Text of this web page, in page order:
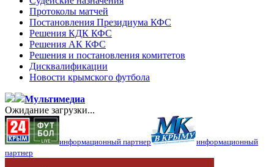
Протоколы матчей
Постановления Президиума КФС
Решения КДК КФС
Решения АК КФС
Решения и постановления комитетов
Дисквалификации
Новости крымского футбола
Мультимедиа
Ожидание загрузки...
информационный партнер
информационный
партнер